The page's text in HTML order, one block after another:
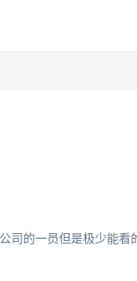
司的一员但是极少能